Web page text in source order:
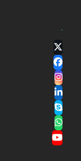
Twitter
(deprecated)
Facebook
Instagram
LinkedIn
Skype
Whatsapp
YouTube